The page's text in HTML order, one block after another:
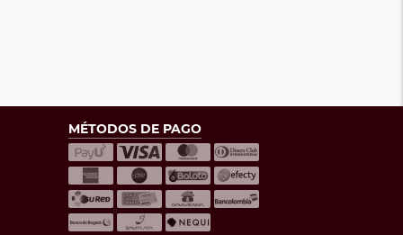
MÉTODOS DE PAGO